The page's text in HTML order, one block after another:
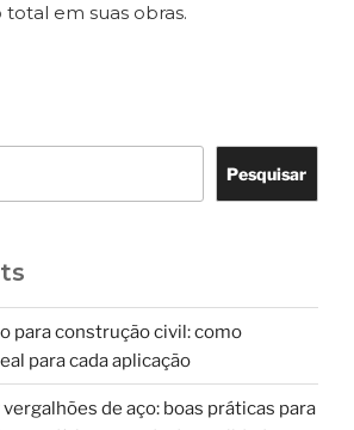
em suas obras.
Pesquisar
para construção civil: como
para cada aplicação
de aço: boas práticas para